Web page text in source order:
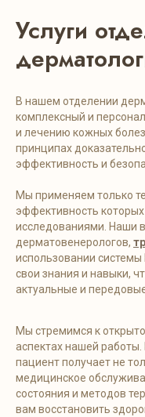
Услуги
В нашем отделении
комплексный и
и лечению кожных
принципах
эффективность и
Мы применяем только
эффективность
исследованиями. Наши
дерматовенерологов,
использовании
свои знания и навыки,
актуальные и
Мы стремимся к
аспектах нашей
пациент получает не
медицинское
состояния и методов
вам восстановить